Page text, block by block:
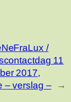
/
11
2017,
– verslag –
→